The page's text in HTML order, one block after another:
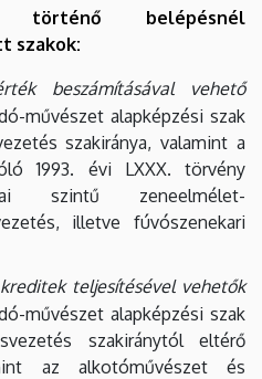
történő belépésnél
szakok:
beszámításával vehető
művészet alapképzési szak
szakiránya, valamint a
1993. évi LXXX. törvény
szintű zeneelmélet-
illetve fúvószenekari
teljesítésével vehetők
művészet alapképzési szak
szakiránytól eltérő
az alkotóművészet és